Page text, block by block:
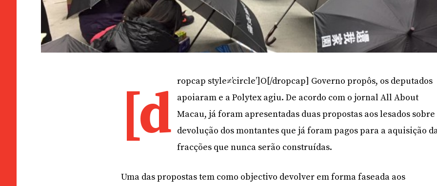
[d ropcap style≠’circle’]O[/dropcap] Governo propôs, os deputados
apoiaram e a Polytex agiu. De acordo com o jornal All About
Macau, já foram apresentadas duas propostas aos lesados sobre
devolução dos montantes que já foram pagos para a aquisição
fracções que nunca serão construídas.
Uma das propostas tem como objectivo devolver em forma faseada aos